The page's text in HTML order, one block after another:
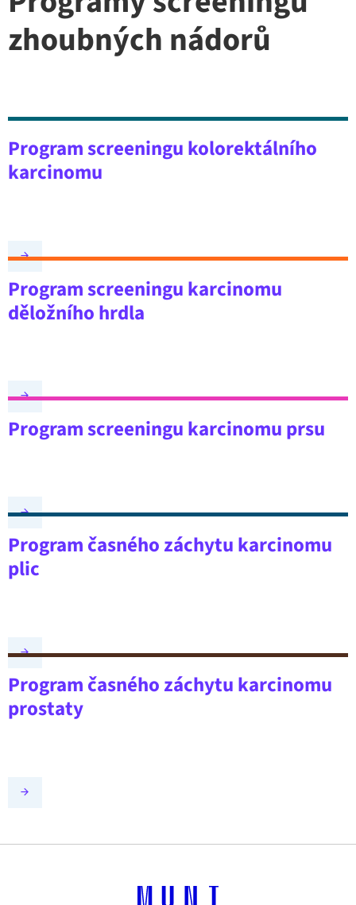
zhoubných nádorů
Program screeningu kolorektálního
karcinomu
Program screeningu karcinomu
děložního hrdla
Program screeningu karcinomu prsu
Program časného záchytu karcinomu
plic
Program časného záchytu karcinomu
prostaty